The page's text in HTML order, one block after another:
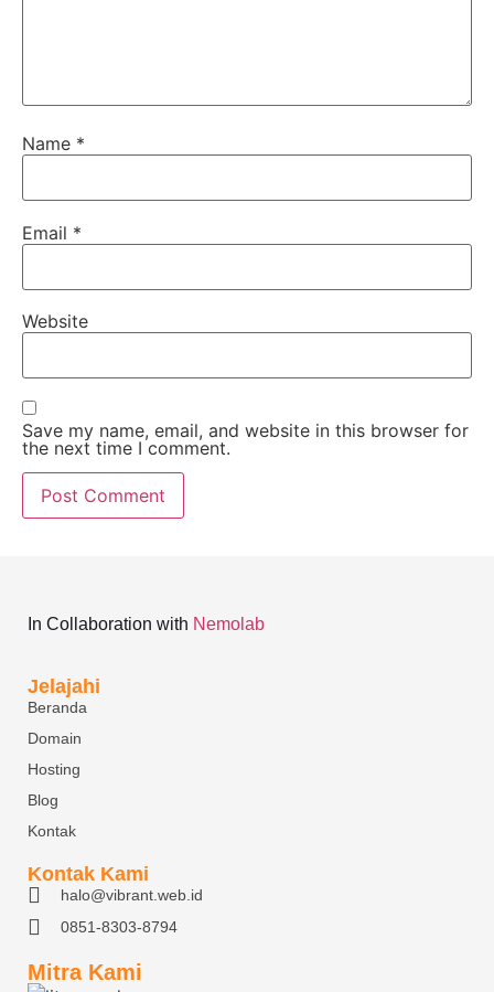
Name *
Email *
Website
Save my name, email, and website in this browser for
the next time I comment.
In Collaboration with Nemolab
Jelajahi
Beranda
Domain
Hosting
Blog
Kontak
Kontak Kami
halo@vibrant.web.id
0851-8303-8794
Mitra Kami